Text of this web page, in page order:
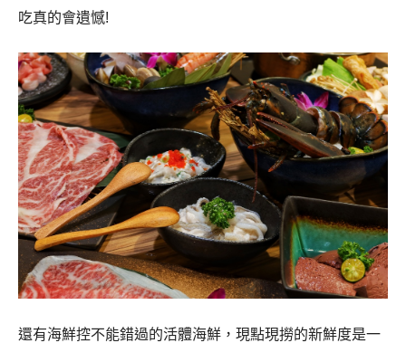
吃真的會遺憾!
還有海鮮控不能錯過的活體海鮮，現點現撈的新鮮度是一